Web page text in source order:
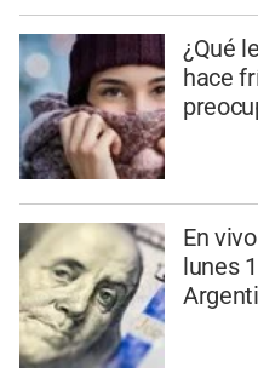
¿Qué
hace
En
lunes